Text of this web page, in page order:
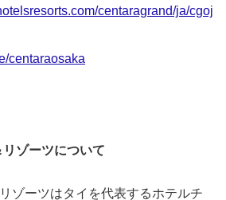
centaragrand/ja/cgoj
centaraosaka
ゾーツについて
ゾーツはタイを代表するホテルチ